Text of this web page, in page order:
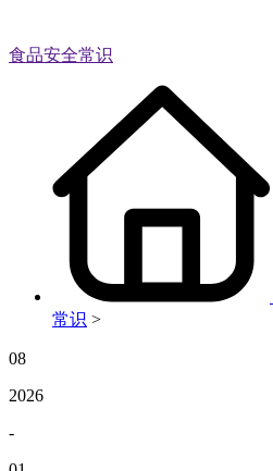
食品安全常识
常识 >
08
2026
-